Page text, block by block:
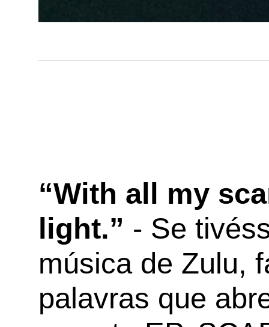
“With all my
light.” - Se
música de Zulu,
palavras que